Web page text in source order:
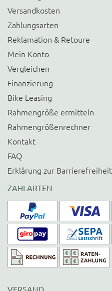
Versandkosten
Zahlungsarten
Reklamation & Retoure
Mein Konto
Vergleichen
Finanzierung
Bike Leasing
Rahmengröße ermitteln
Rahmengrößenrechner
Kontakt
FAQ
Erklärung zur Barrierefreiheit
ZAHLARTEN
VERSAND